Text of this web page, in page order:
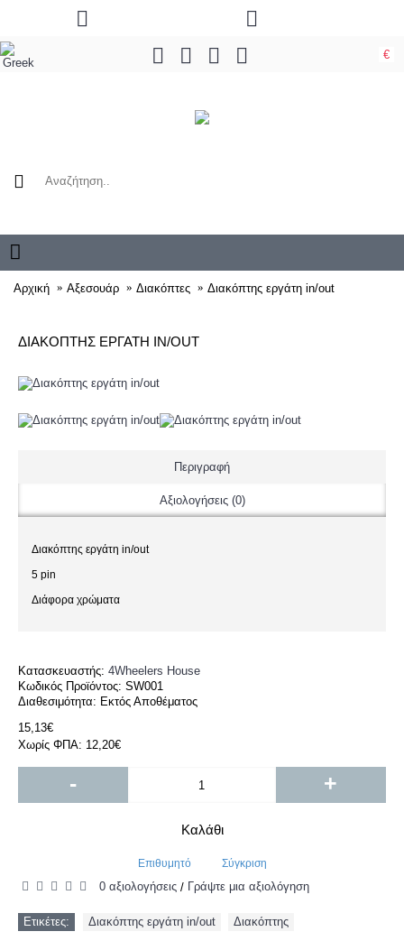
€
Αρχική Αξεσουάρ Διακόπτες Διακόπτης εργάτη in/out
ΔΙΑΚΌΠΤΗΣ ΕΡΓΆΤΗ IN/OUT
Περιγραφή
Αξιολογήσεις (0)
Διακόπτης εργάτη in/out
5 pin
Διάφορα χρώματα
Κατασκευαστής: 4Wheelers House
Κωδικός Προϊόντος: SW001
Διαθεσιμότητα: Εκτός Αποθέματος
15,13€
Χωρίς ΦΠΑ: 12,20€
- +
Καλάθι
Επιθυμητό Σύγκριση
0 αξιολογήσεις / Γράψτε μια αξιολόγηση
Ετικέτες: Διακόπτης εργάτη in/out Διακόπτης